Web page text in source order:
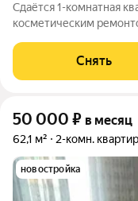
Сдаётся 1-комнатная
косметическим
во двор. В подъезде 3
Снять
50 000 ₽ в месяц
62,1 м² 2-комн.
новостройка